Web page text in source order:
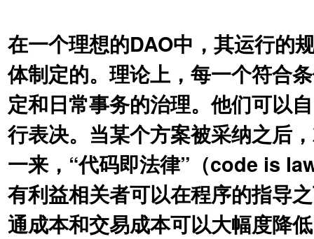
在⼀个理想的DAO中，其运⾏的
体制定的。理论上，每⼀个符合
定和⽇常事务的治理。他们可以
⾏表决。当某个⽅案被采纳之后
⼀来，“代码即法律”（code is
有利益相关者可以在程序的指导
通成本和交易成本可以⼤幅度降